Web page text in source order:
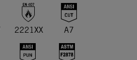
2221XX A7